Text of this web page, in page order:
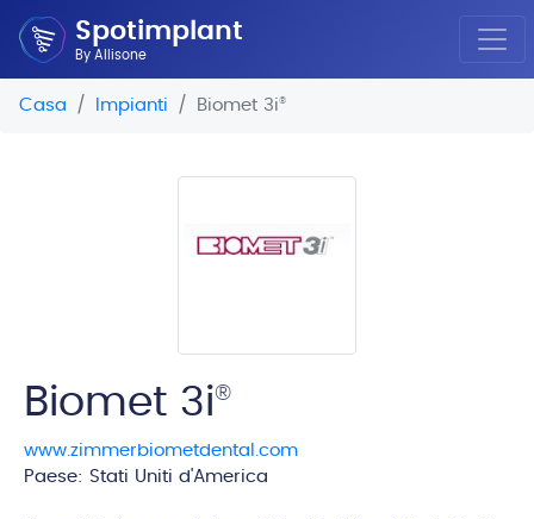
Spotimplant
By Allisone
Casa Impianti Biomet 3i®
Biomet 3i®
www.zimmerbiometdental.com
Paese: Stati Uniti d'America